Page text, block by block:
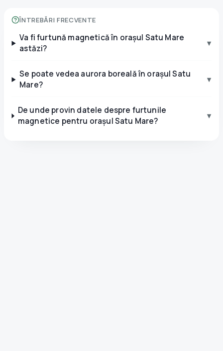
ÎNTREBĂRI FRECVENTE
Va fi furtună magnetică în orașul Satu Mare
astăzi?
▾
Se poate vedea aurora boreală în orașul Satu
Mare?
▾
De unde provin datele despre furtunile
magnetice pentru orașul Satu Mare?
▾